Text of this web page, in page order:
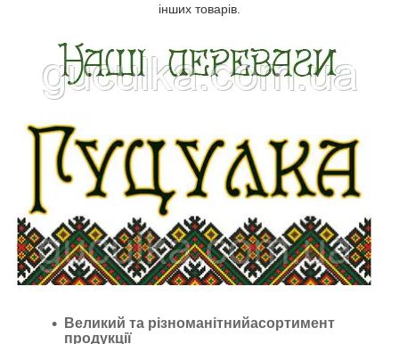
інших товарів.
Великий та різноманітнийасортимент
продукції